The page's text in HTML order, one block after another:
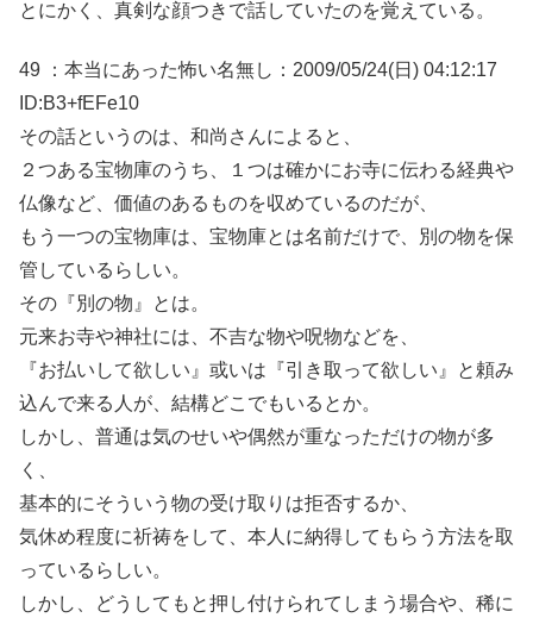
とにかく、真剣な顔つきで話していたのを覚えている。
49 ：本当にあった怖い名無し：2009/05/24(日) 04:12:17
ID:B3+fEFe10
その話というのは、和尚さんによると、
２つある宝物庫のうち、１つは確かにお寺に伝わる経典や
仏像など、価値のあるものを収めているのだが、
もう一つの宝物庫は、宝物庫とは名前だけで、別の物を保
管しているらしい。
その『別の物』とは。
元来お寺や神社には、不吉な物や呪物などを、
『お払いして欲しい』或いは『引き取って欲しい』と頼み
込んで来る人が、結構どこでもいるとか。
しかし、普通は気のせいや偶然が重なっただけの物が多
く、
基本的にそういう物の受け取りは拒否するか、
気休め程度に祈祷をして、本人に納得してもらう方法を取
っているらしい。
しかし、どうしてもと押し付けられてしまう場合や、稀に